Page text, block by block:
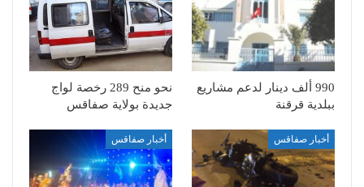
990 ألف دينار لدعم مشاريع
ببلدية قرقنة
نحو منح 289 رخصة لواج
جديدة بولاية صفاقس
أخبار صفاقس أخبار صفاقس